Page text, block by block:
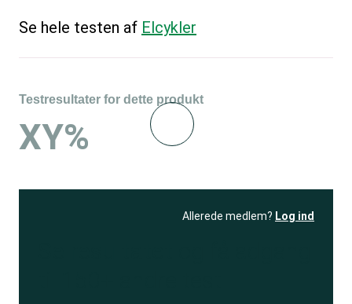
Se hele testen af Elcykler
Testresultater for dette produkt
XY%
Allerede medlem? Log ind